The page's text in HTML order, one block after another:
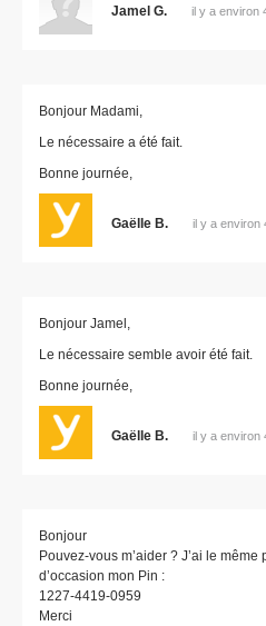
Jamel G. il y a environ
Bonjour Madami,
Le nécessaire a été fait.
Bonne journée,
Gaëlle B. il y a environ
Bonjour Jamel,
Le nécessaire semble avoir été fait.
Bonne journée,
Gaëlle B. il y a environ
Bonjour
Pouvez-vous m’aider ? J’ai le
d’occasion mon Pin :
1227-4419-0959
Merci